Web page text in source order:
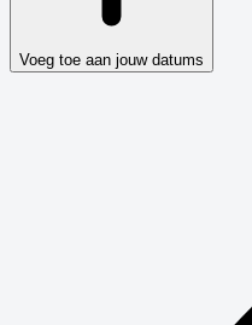
Voeg toe aan jouw datums